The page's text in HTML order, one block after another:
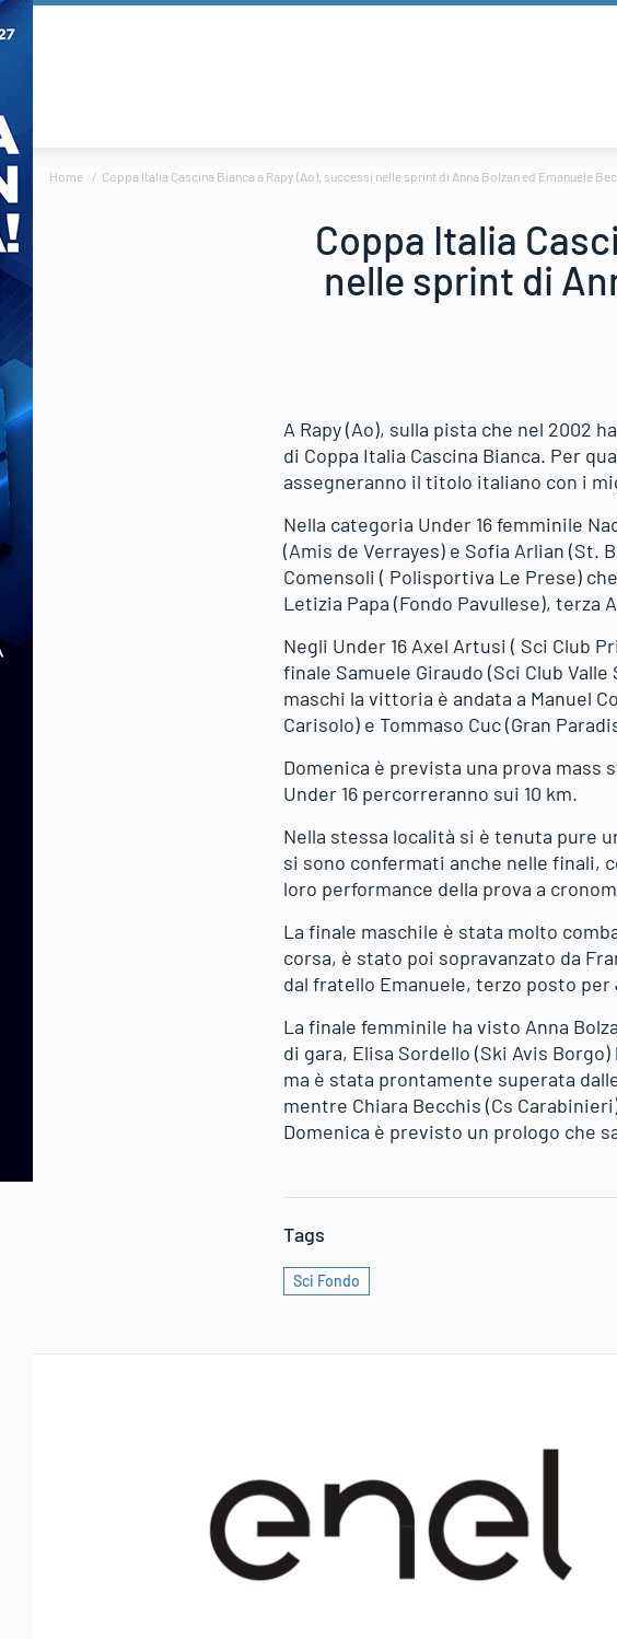
Home Coppa Italia Cascina Bianca a Rapy (Ao), successi nelle sprint di Anna Bolzan ed Emanuele
Coppa Italia
nelle sprint di
A Rapy (Ao), sulla pista che nel 2002
di Coppa Italia Cascina Bianca. Per
assegneranno il titolo italiano con i
Nella categoria Under 16 femminile
(Amis de Verrayes) e Sofia Arlian (St.
Comensoli ( Polisportiva Le Prese)
Letizia Papa (Fondo Pavullese), terza
Negli Under 16 Axel Artusi ( Sci Club
finale Samuele Giraudo (Sci Club
maschi la vittoria è andata a Manuel
Carisolo) e Tommaso Cuc (Gran
Domenica è prevista una prova mass
Under 16 percorreranno sui 10 km.
Nella stessa località si è tenuta pure
si sono confermati anche nelle finali,
loro performance della prova a
La finale maschile è stata molto
corsa, è stato poi sopravanzato da
dal fratello Emanuele, terzo posto per
La finale femminile ha visto Anna
di gara, Elisa Sordello (Ski Avis
ma è stata prontamente superata
mentre Chiara Becchis (Cs
Domenica è previsto un prologo che
Tags
Sci Fondo